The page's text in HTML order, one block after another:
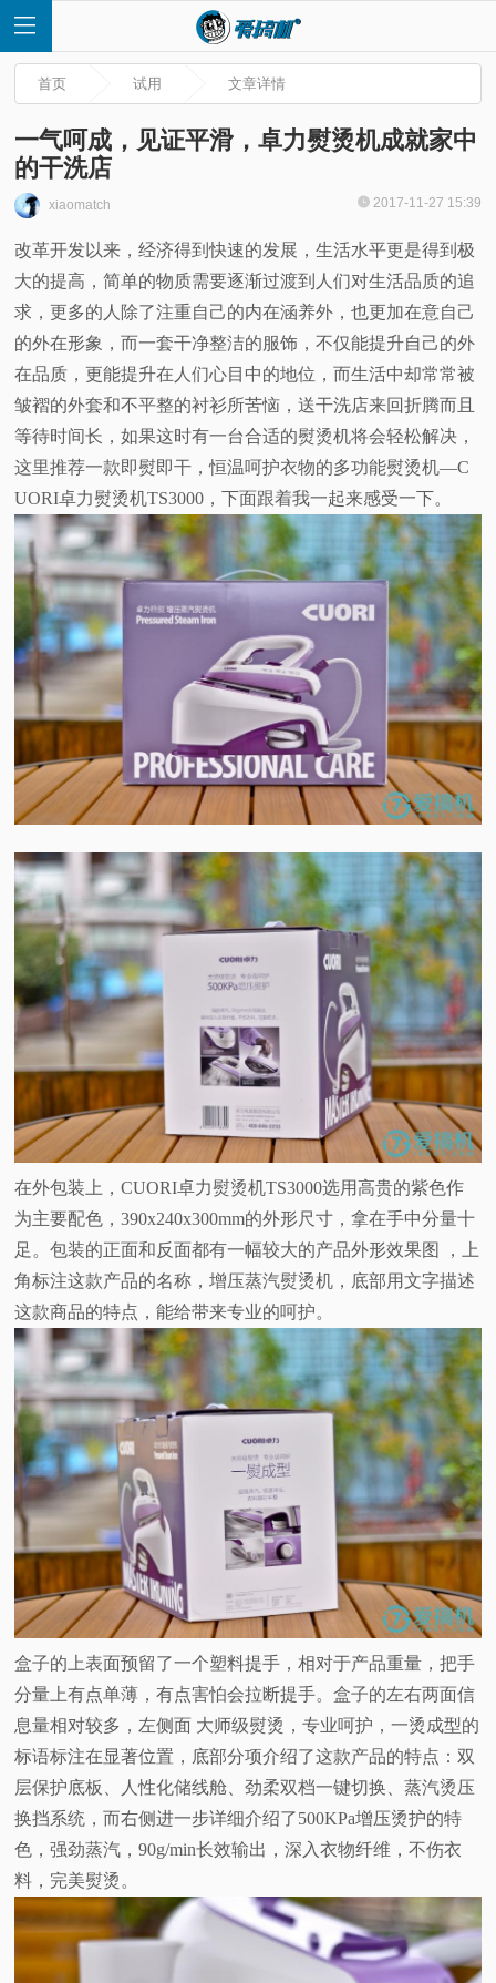
首
页
快
讯
测
频
科
普
验
专
题
首页 试用 文章详情
一气呵成，见证平滑，卓力熨烫机成就家中
的干洗店
xiaomatch 2017-11-27 15:39
改革开发以来，经济得到快速的发展，生活水平更是得到极
大的提高，简单的物质需要逐渐过渡到人们对生活品质的追
求，更多的人除了注重自己的内在涵养外，也更加在意自己
的外在形象，而一套干净整洁的服饰，不仅能提升自己的外
在品质，更能提升在人们心目中的地位，而生活中却常常被
皱褶的外套和不平整的衬衫所苦恼，送干洗店来回折腾而且
等待时间长，如果这时有一台合适的熨烫机将会轻松解决，
这里推荐一款即熨即干，恒温呵护衣物的多功能熨烫机—C
UORI卓力熨烫机TS3000，下面跟着我一起来感受一下。
在外包装上，CUORI卓力熨烫机TS3000选用高贵的紫色作
为主要配色，390x240x300mm的外形尺寸，拿在手中分量十
足。包装的正面和反面都有一幅较大的产品外形效果图 ，上
角标注这款产品的名称，增压蒸汽熨烫机，底部用文字描述
这款商品的特点，能给带来专业的呵护。
盒子的上表面预留了一个塑料提手，相对于产品重量，把手
分量上有点单薄，有点害怕会拉断提手。盒子的左右两面信
息量相对较多，左侧面 大师级熨烫，专业呵护，一烫成型的
标语标注在显著位置，底部分项介绍了这款产品的特点：双
层保护底板、人性化储线舱、劲柔双档一键切换、蒸汽烫压
换挡系统，而右侧进一步详细介绍了500KPa增压烫护的特
色，强劲蒸汽，90g/min长效输出，深入衣物纤维，不伤衣
料，完美熨烫。